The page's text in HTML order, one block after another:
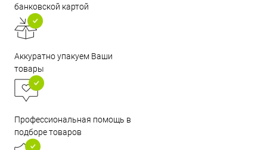
банковской картой
Аккуратно упакуем Ваши
товары
Профессиональная помощь в
подборе товаров